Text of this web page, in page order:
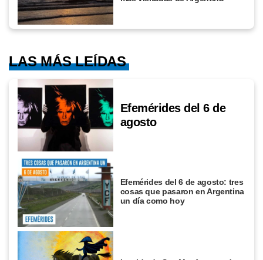
LAS MÁS LEÍDAS
Efemérides del 6 de
agosto
Efemérides del 6 de agosto: tres
cosas que pasaron en Argentina
un día como hoy